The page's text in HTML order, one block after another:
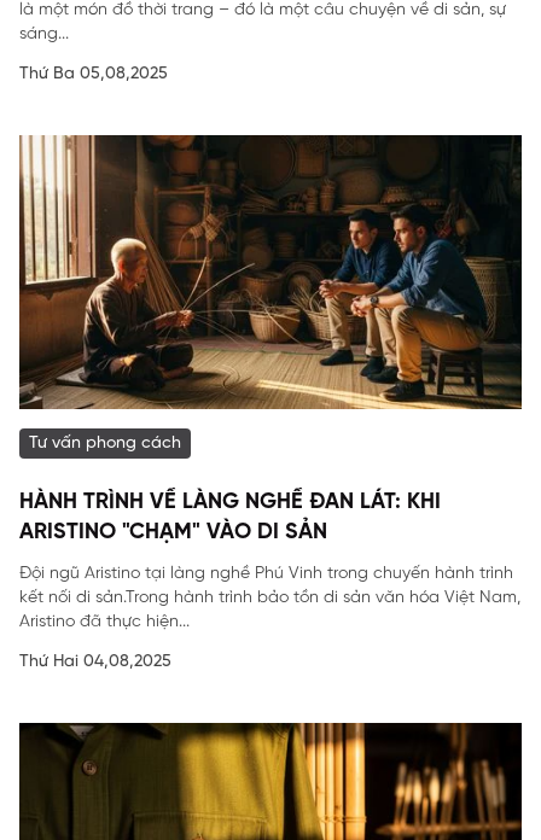
là một món đồ thời trang – đó là một câu chuyện về di sản, sự
sáng...
Thứ Ba 05,08,2025
Tư vấn phong cách
HÀNH TRÌNH VỀ LÀNG NGHỀ ĐAN LÁT: KHI
ARISTINO "CHẠM" VÀO DI SẢN
Đội ngũ Aristino tại làng nghề Phú Vinh trong chuyến hành trình
kết nối di sản.Trong hành trình bảo tồn di sản văn hóa Việt Nam,
Aristino đã thực hiện...
Thứ Hai 04,08,2025